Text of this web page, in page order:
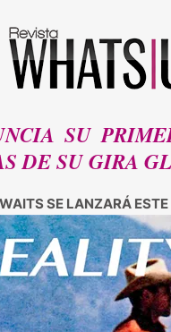
SU
DE SU GIRA
SE LANZARÁ